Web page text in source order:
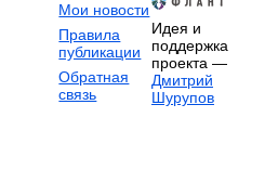
Мои новости
Правила
публикации
Обратная
связь
Идея и
поддержка
проекта —
Дмитрий
Шурупов